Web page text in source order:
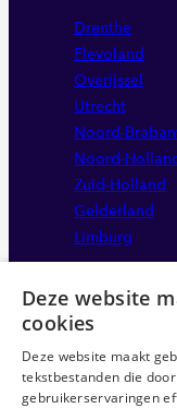
Drenthe
Flevoland
Overijssel
Utrecht
Noord-
Noord-
Zuid-Holland
Gelderland
Limburg
Deze website
cookies
Deze website maakt
tekstbestanden die
gebruikerservaringen